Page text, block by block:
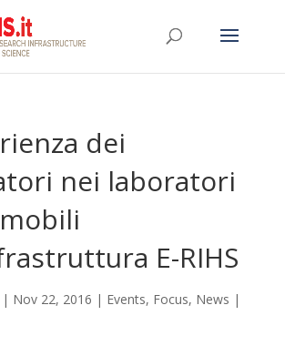
dei
nei laboratori
E-RIHS
| Nov 22, 2016 | Events, Focus, News |